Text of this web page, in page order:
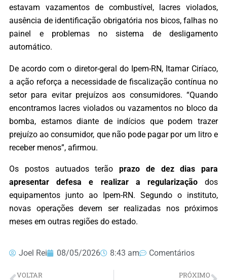
estavam vazamentos de combustível, lacres violados,
ausência de identificação obrigatória nos bicos, falhas no
painel e problemas no sistema de desligamento
automático.
De acordo com o diretor-geral do Ipem-RN, Itamar Ciríaco,
a ação reforça a necessidade de fiscalização contínua no
setor para evitar prejuízos aos consumidores. “Quando
encontramos lacres violados ou vazamentos no bloco da
bomba, estamos diante de indícios que podem trazer
prejuízo ao consumidor, que não pode pagar por um litro e
receber menos”, afirmou.
Os postos autuados terão prazo de dez dias para
apresentar defesa e realizar a regularização dos
equipamentos junto ao Ipem-RN. Segundo o instituto,
novas operações devem ser realizadas nos próximos
meses em outras regiões do estado.
Joel Rei 08/05/2026 8:43 am Comentários
VOLTAR PRÓXIMO